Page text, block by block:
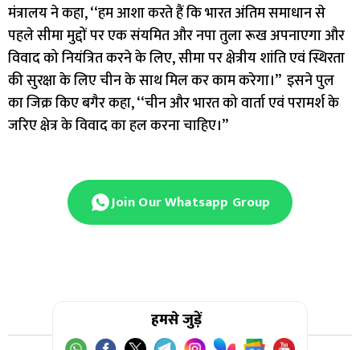
मंत्रालय ने कहा, ‘‘हम आशा करते हैं कि भारत अंतिम समाधान से
पहले सीमा मुद्दों पर एक संयमित और नपा तुला रूख अपनाएगा और
विवाद को नियंत्रित करने के लिए, सीमा पर क्षेत्रीय शांति एवं स्थिरता
की सुरक्षा के लिए चीन के साथ मिल कर काम करेगा।’’ इसने पुल
का जिक्र किए बगैर कहा, ‘‘चीन और भारत को वार्ता एवं परामर्श के
जरिए क्षेत्र के विवाद का हल करना चाहिए।’’
Join Our Whatsapp Group
हमसे जुड़ें